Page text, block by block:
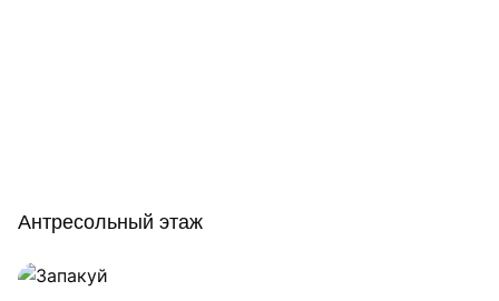
Антресольный этаж